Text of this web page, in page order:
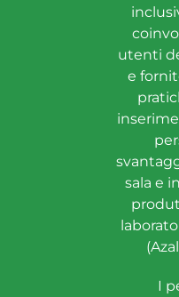
utenti
e
sala e
I